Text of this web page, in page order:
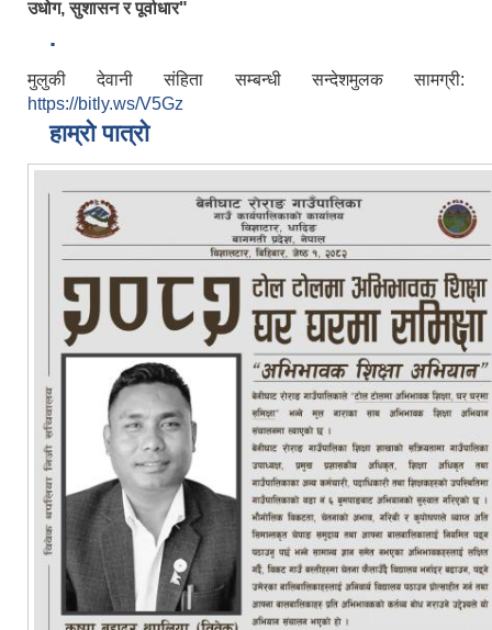
उधोग, सुशासन र पूर्वाधार"
.
मुलुकी देवानी संहिता सम्बन्धी सन्देशमुलक सामग्री:
https://bitly.ws/V5Gz
हाम्रो पात्रो